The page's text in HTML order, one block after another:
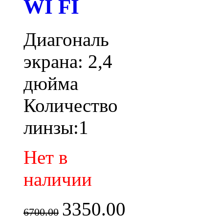
WI FI
Диагональ
экрана: 2,4
дюйма
Количество
линзы:1
Нет в
наличии
6700.00 3350.00